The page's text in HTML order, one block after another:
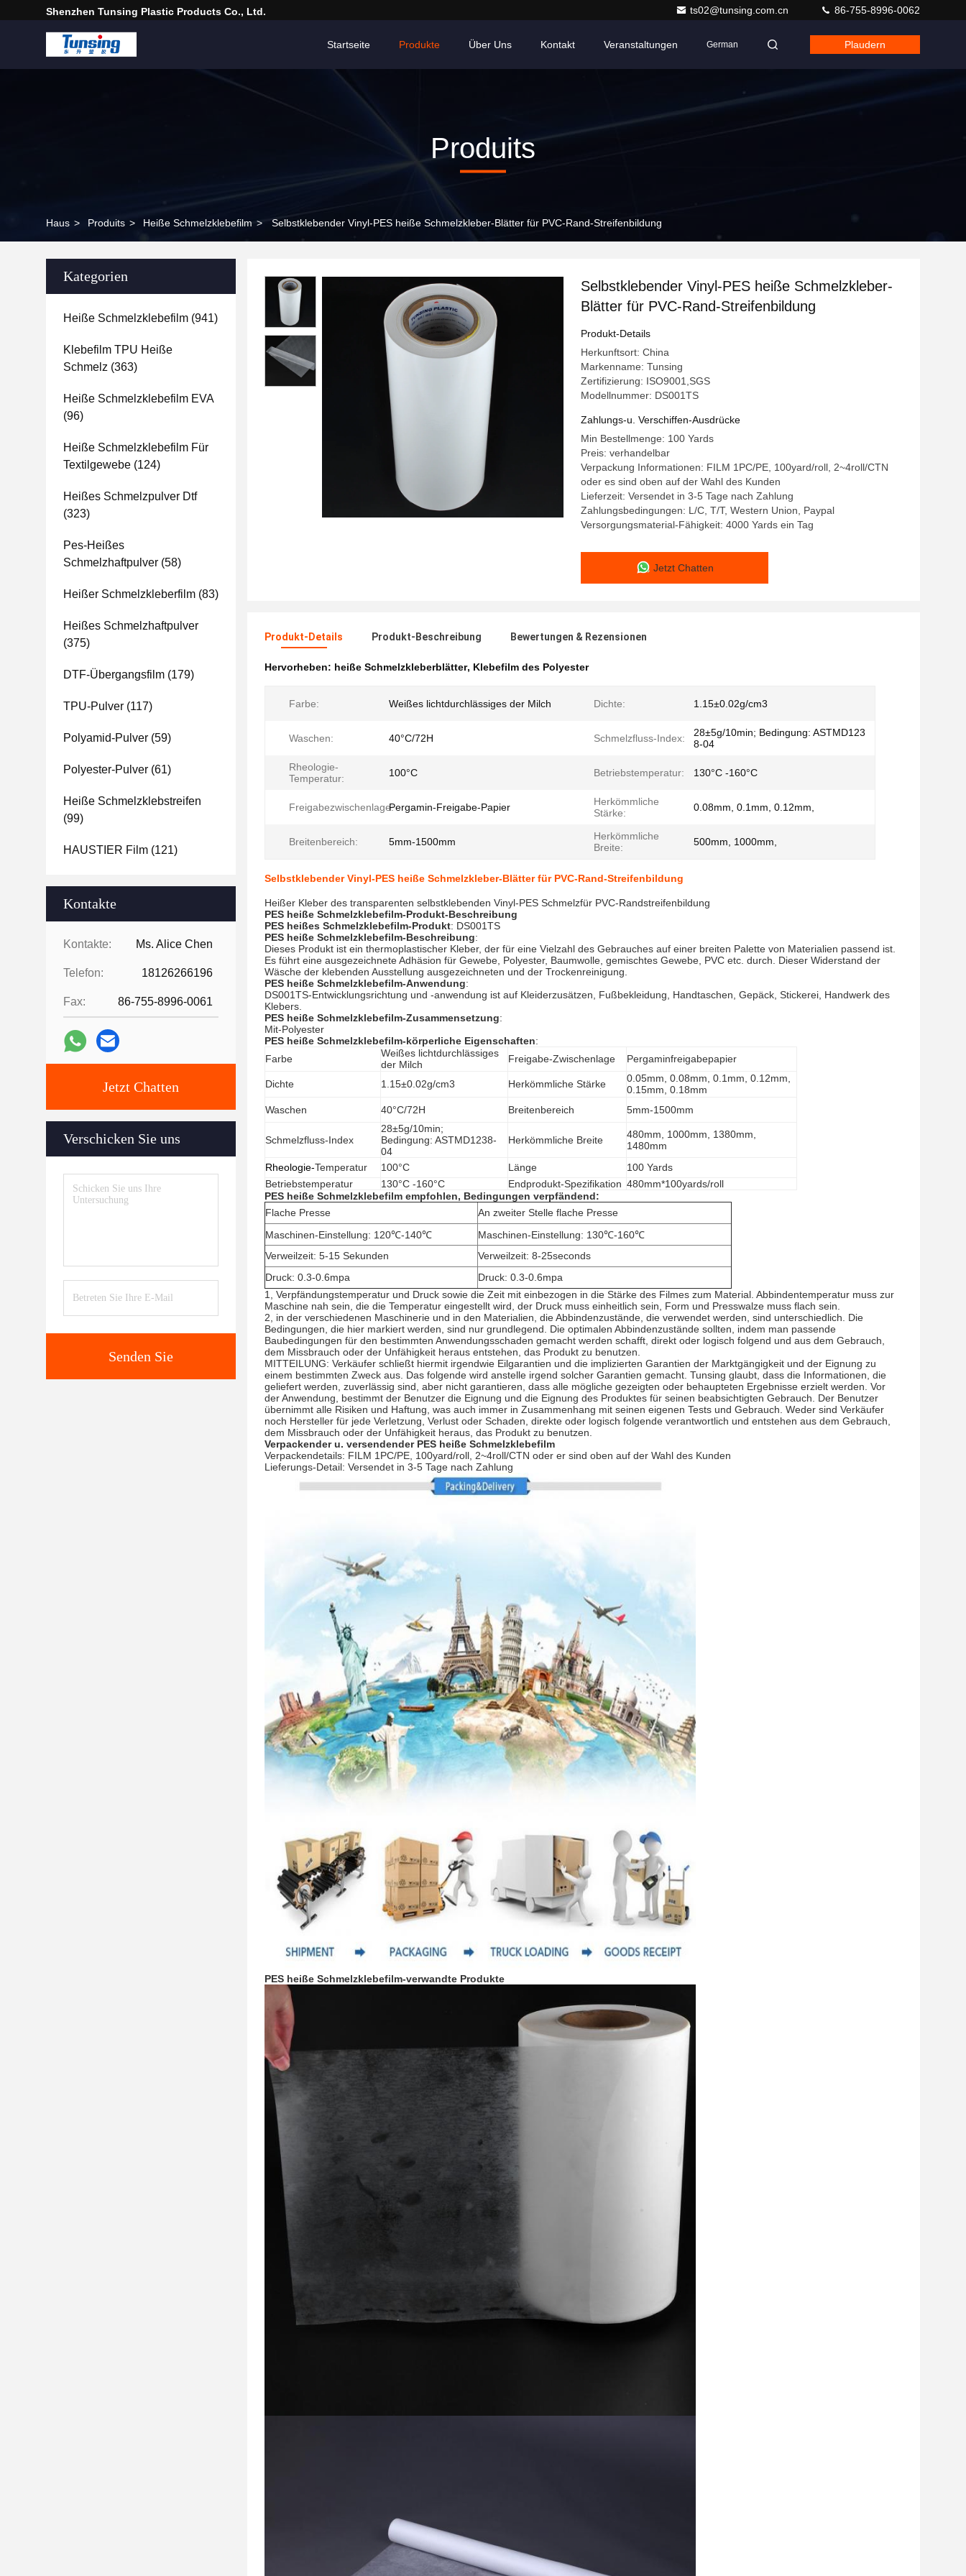
Shenzhen Tunsing Plastic Products Co., Ltd. ts02@tunsing.com.cn 86-755-8996-0062
Startseite Produkte Über Uns Kontakt Veranstaltungen German Plaudern
Produits
Haus > Produits > Heiße Schmelzklebefilm > Selbstklebender Vinyl-PES heiße Schmelzkleber-Blätter für PVC-Rand-Streifenbildung
Kategorien
Heiße Schmelzklebefilm (941)
Klebefilm TPU Heiße
Schmelz (363)
Heiße Schmelzklebefilm EVA
(96)
Heiße Schmelzklebefilm Für
Textilgewebe (124)
Heißes Schmelzpulver Dtf
(323)
Pes-Heißes
Schmelzhaftpulver (58)
Heißer Schmelzkleberfilm (83)
Heißes Schmelzhaftpulver
(375)
DTF-Übergangsfilm (179)
TPU-Pulver (117)
Polyamid-Pulver (59)
Polyester-Pulver (61)
Heiße Schmelzklebstreifen
(99)
HAUSTIER Film (121)
Kontakte
Kontakte: Ms. Alice Chen
Telefon: 18126266196
Fax: 86-755-8996-0061
Jetzt Chatten
Verschicken Sie uns
Senden Sie
Selbstklebender Vinyl-PES heiße Schmelzkleber-
Blätter für PVC-Rand-Streifenbildung
Produkt-Details
Herkunftsort: China
Markenname: Tunsing
Zertifizierung: ISO9001,SGS
Modellnummer: DS001TS
Zahlungs-u. Verschiffen-Ausdrücke
Min Bestellmenge: 100 Yards
Preis: verhandelbar
Verpackung Informationen: FILM 1PC/PE, 100yard/roll, 2~4roll/CTN
oder es sind oben auf der Wahl des Kunden
Lieferzeit: Versendet in 3-5 Tage nach Zahlung
Zahlungsbedingungen: L/C, T/T, Western Union, Paypal
Versorgungsmaterial-Fähigkeit: 4000 Yards ein Tag
Jetzt Chatten
Produkt-Details Produkt-Beschreibung Bewertungen & Rezensionen
Hervorheben: heiße Schmelzkleberblätter, Klebefilm des Polyester
Farbe: Weißes lichtdurchlässiges der Milch Dichte: 1.15±0.02g/cm3
Waschen: 40°C/72H Schmelzfluss-Index:
28±5g/10min; Bedingung: ASTMD123
8-04
Rheologie-
Temperatur:
100°C Betriebstemperatur: 130°C -160°C
Freigabezwischenlage:Pergamin-Freigabe-Papier
Herkömmliche
Stärke:
0.08mm, 0.1mm, 0.12mm,
Breitenbereich: 5mm-1500mm
Herkömmliche
Breite:
500mm, 1000mm,
Selbstklebender Vinyl-PES heiße Schmelzkleber-Blätter für PVC-Rand-Streifenbildung
Heißer Kleber des transparenten selbstklebenden Vinyl-PES Schmelzfür PVC-Randstreifenbildung
PES heiße Schmelzklebefilm-Produkt-Beschreibung
PES heißes Schmelzklebefilm-Produkt: DS001TS
PES heiße Schmelzklebefilm-Beschreibung:
Dieses Produkt ist ein thermoplastischer Kleber, der für eine Vielzahl des Gebrauches auf einer breiten Palette von Materialien passend ist.
Es führt eine ausgezeichnete Adhäsion für Gewebe, Polyester, Baumwolle, gemischtes Gewebe, PVC etc. durch. Dieser Widerstand der
Wäsche der klebenden Ausstellung ausgezeichneten und der Trockenreinigung.
PES heiße Schmelzklebefilm-Anwendung:
DS001TS-Entwicklungsrichtung und -anwendung ist auf Kleiderzusätzen, Fußbekleidung, Handtaschen, Gepäck, Stickerei, Handwerk des
Klebers.
PES heiße Schmelzklebefilm-Zusammensetzung:
Mit-Polyester
PES heiße Schmelzklebefilm-körperliche Eigenschaften:
Farbe
Weißes lichtdurchlässiges
der Milch
Freigabe-Zwischenlage Pergaminfreigabepapier
Dichte 1.15±0.02g/cm3 Herkömmliche Stärke
0.05mm, 0.08mm, 0.1mm, 0.12mm,
0.15mm, 0.18mm
Waschen
40°C/72H Breitenbereich 5mm-1500mm
Schmelzfluss-Index
28±5g/10min;
Bedingung: ASTMD1238-
04
Herkömmliche Breite
480mm, 1000mm, 1380mm,
1480mm
Rheologie-Temperatur 100°C Länge
100 Yards
Betriebstemperatur
130°C -160°C Endprodukt-Spezifikation 480mm*100yards/roll
PES heiße Schmelzklebefilm empfohlen, Bedingungen verpfändend:
Flache Presse
An zweiter Stelle flache Presse
Maschinen-Einstellung: 120℃-140℃ Maschinen-Einstellung: 130℃-160℃
Verweilzeit: 5-15 Sekunden Verweilzeit: 8-25seconds
Druck: 0.3-0.6mpa Druck: 0.3-0.6mpa
1, Verpfändungstemperatur und Druck sowie die Zeit mit einbezogen in die Stärke des Filmes zum Material. Abbindentemperatur muss zur
Maschine nah sein, die die Temperatur eingestellt wird, der Druck muss einheitlich sein, Form und Presswalze muss flach sein.
2, in der verschiedenen Maschinerie und in den Materialien, die Abbindenzustände, die verwendet werden, sind unterschiedlich. Die
Bedingungen, die hier markiert werden, sind nur grundlegend. Die optimalen Abbindenzustände sollten, indem man passende
Baubedingungen für den bestimmten Anwendungsschaden gemacht werden schafft, direkt oder logisch folgend und aus dem Gebrauch,
dem Missbrauch oder der Unfähigkeit heraus entstehen, das Produkt zu benutzen.
MITTEILUNG: Verkäufer schließt hiermit irgendwie Eilgarantien und die implizierten Garantien der Marktgängigkeit und der Eignung zu
einem bestimmten Zweck aus. Das folgende wird anstelle irgend solcher Garantien gemacht. Tunsing glaubt, dass die Informationen, die
geliefert werden, zuverlässig sind, aber nicht garantieren, dass alle mögliche gezeigten oder behaupteten Ergebnisse erzielt werden. Vor
der Anwendung, bestimmt der Benutzer die Eignung und die Eignung des Produktes für seinen beabsichtigten Gebrauch. Der Benutzer
übernimmt alle Risiken und Haftung, was auch immer in Zusammenhang mit seinen eigenen Tests und Gebrauch. Weder sind Verkäufer
noch Hersteller für jede Verletzung, Verlust oder Schaden, direkte oder logisch folgende verantwortlich und entstehen aus dem Gebrauch,
dem Missbrauch oder der Unfähigkeit heraus, das Produkt zu benutzen.
Verpackender u. versendenderPES heiße Schmelzklebefilm
Verpackendetails: FILM 1PC/PE, 100yard/roll, 2~4roll/CTN oder er sind oben auf der Wahl des Kunden
Lieferungs-Detail: Versendet in 3-5 Tage nach Zahlung
PES heiße Schmelzklebefilm-verwandte Produkte